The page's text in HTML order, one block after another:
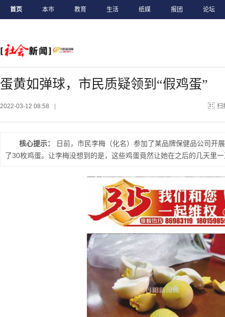
首页 本市 教育 生活 纸媒 报团 论坛
蛋黄如弹球，市民质疑领到“假鸡蛋”
2022-03-12 08:58 扫
核心提示：
日前，市民李梅（化名）参加了某品牌保健品公司开
了30枚鸡蛋。让李梅没想到的是，这些鸡蛋竟然让她在之后的几天里